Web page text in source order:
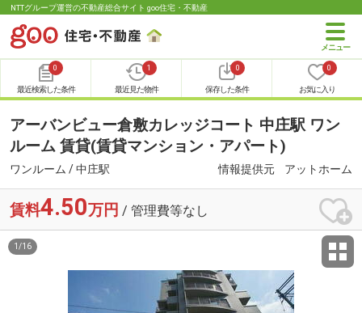
NTTグループ運営の不動産総合サイト goo住宅・不動産
0
最近検索した条件
1
最近見た物件
0
保存した条件
0
お気に入り
アーバンビュー倉敷カレッジコート 中庄駅 ワン
ルーム 賃貸(賃貸マンション・アパート)
ワンルーム / 中庄駅 情報提供元 アットホーム
賃料4.50万円 / 管理費等なし
1 /16